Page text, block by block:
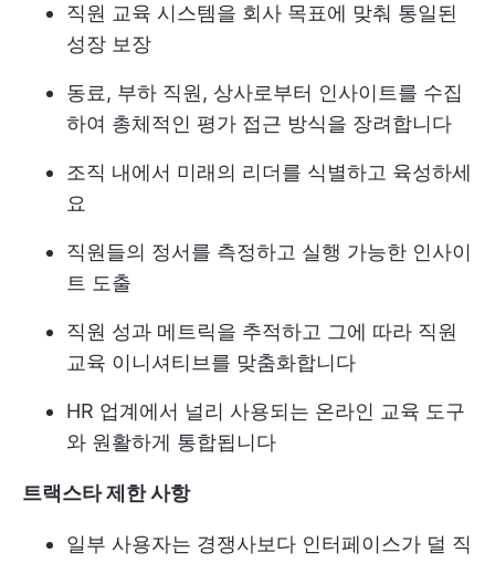
직원 교육 시스템을 회사 목표에 맞춰 통일된
성장 보장
동료, 부하 직원, 상사로부터 인사이트를 수집
하여 총체적인 평가 접근 방식을 장려합니다
조직 내에서 미래의 리더를 식별하고 육성하세
요
직원들의 정서를 측정하고 실행 가능한 인사이
트 도출
직원 성과 메트릭을 추적하고 그에 따라 직원
교육 이니셔티브를 맞춤화합니다
HR 업계에서 널리 사용되는 온라인 교육 도구
와 원활하게 통합됩니다
트랙스타 제한 사항
일부 사용자는 경쟁사보다 인터페이스가 덜 직